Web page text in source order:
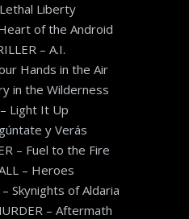
Liberty
of the Android
– A.I.
Hands in the Air
in the Wilderness
Light It Up
y Verás
– Fuel to the Fire
– Heroes
Skynights of Aldaria
– Aftermath